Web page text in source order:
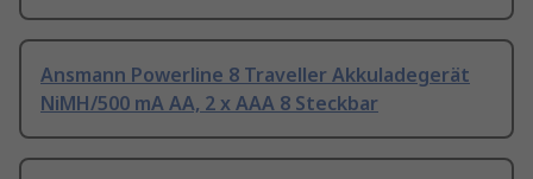
Ansmann Powerline 8 Traveller Akkuladegerät
NiMH/500 mA AA, 2 x AAA 8 Steckbar